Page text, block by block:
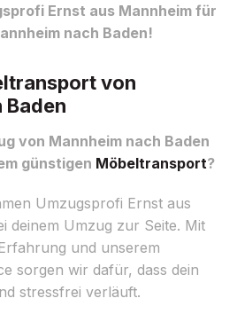
Ernst aus Mannheim für
nach Baden!
von
Baden
von Mannheim nach Baden
günstigen Möbeltransport?
Umzugsprofi Ernst aus
deinem Umzug zur Seite. Mit
und unserem
sorgen wir dafür, dass dein
stressfrei verläuft.